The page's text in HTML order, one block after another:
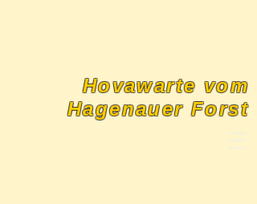
Hovawarte vom
Hagenauer Forst